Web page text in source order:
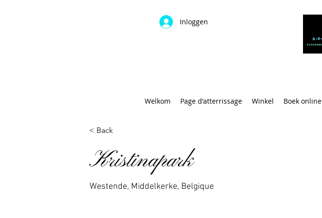
Inloggen
Welkom Page d'atterrissage Winkel Boek online
< Back
Kristinapark
Westende, Middelkerke, Belgique